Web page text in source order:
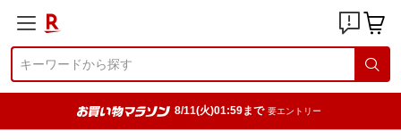
8/11(火)01:59まで 要エントリー